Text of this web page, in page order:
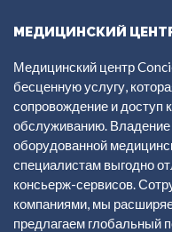
МЕДИЦИНСКИЙ
Медицинский центр
бесценную услугу,
сопровождение и доступ
обслуживанию.
оборудованной
специалистам выгодно
консьерж-сервисов.
компаниями, мы
предлагаем глобальный